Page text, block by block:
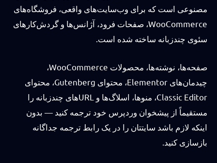
مصنوعی است که برای وب‌سایت‌های واقعی، فروشگاه‌های
WooCommerce، صفحات فرود، آژانس‌ها و گردش‌کارهای
سئوی چندزبانه ساخته شده است.
صفحه‌ها، نوشته‌ها، محصولات WooCommerce،
چیدمان‌های Elementor، محتوای Gutenberg، محتوای
Classic Editor، منوها، اسلاگ‌ها و URLهای چندزبانه را
مستقیماً از پیشخوان وردپرس خود ترجمه کنید — بدون
اینکه لازم باشد سایتتان را در یک رابط ترجمه جداگانه
بازسازی کنید.